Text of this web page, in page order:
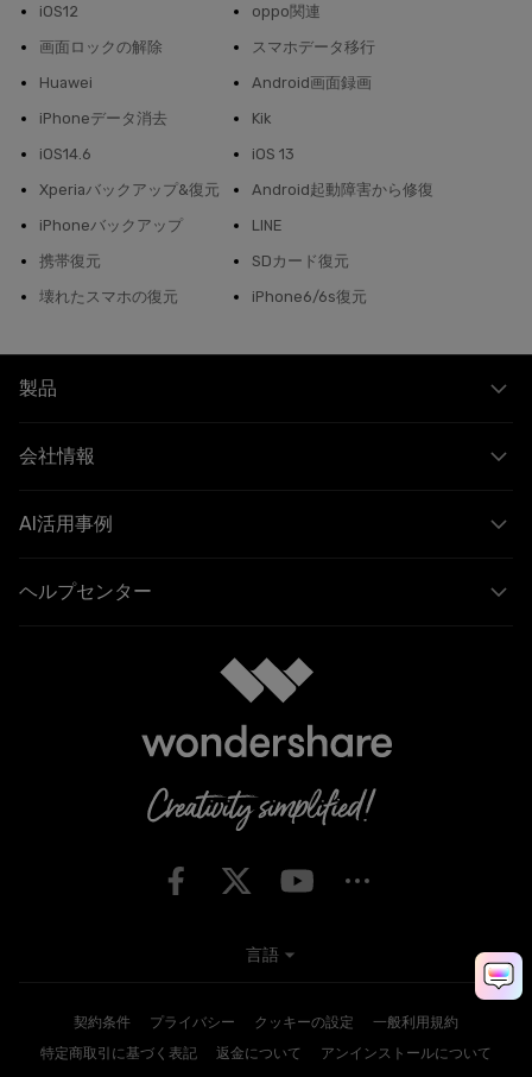
iOS12
oppo関連
画面ロックの解除
スマホデータ移行
Huawei
Android画面録画
iPhoneデータ消去
Kik
iOS14.6
iOS 13
Xperiaバックアップ&復元
Android起動障害から修復
iPhoneバックアップ
LINE
携帯復元
SDカード復元
壊れたスマホの復元
iPhone6/6s復元
製品
会社情報
AI活用事例
ヘルプセンター
契約条件 プライバシー クッキーの設定
一般利用規約
特定商取引に基づく表記
返金について アンインストールについて
言語